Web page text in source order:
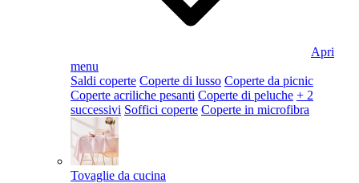
Apri
menu
Saldi coperte Coperte di lusso Coperte da picnic
Coperte acriliche pesanti Coperte di peluche + 2
successivi Soffici coperte Coperte in microfibra
Tovaglie da cucina